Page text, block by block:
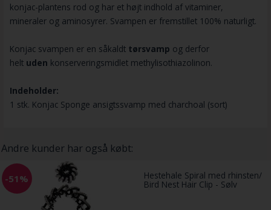
konjac-plantens rod og har et højt indhold af vitaminer,
mineraler og aminosyrer. Svampen er fremstillet 100% naturligt.
Konjac svampen er en såkaldt tørsvamp og derfor
helt uden konserveringsmidlet methylisothiazolinon.
Indeholder:
1 stk. Konjac Sponge ansigtssvamp med charchoal (sort)
Andre kunder har også købt:
-51% Hestehale Spiral med rhinsten/
Bird Nest Hair Clip - Sølv